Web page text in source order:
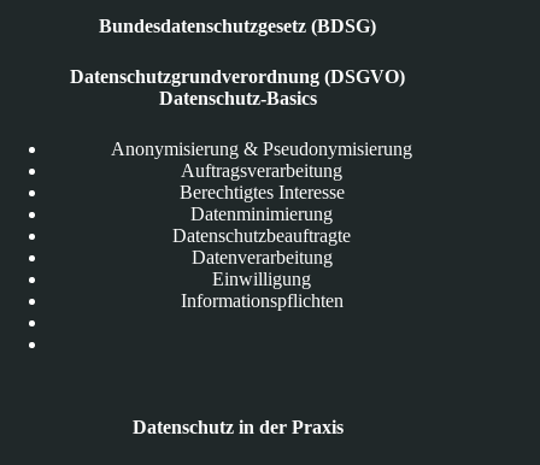
Bundesdatenschutzgesetz (BDSG)
Datenschutzgrundverordnung (DSGVO)
Datenschutz-Basics
Anonymisierung & Pseudonymisierung
Auftragsverarbeitung
Berechtigtes Interesse
Datenminimierung
Datenschutzbeauftragte
Datenverarbeitung
Einwilligung
Informationspflichten
Datenschutz in der Praxis